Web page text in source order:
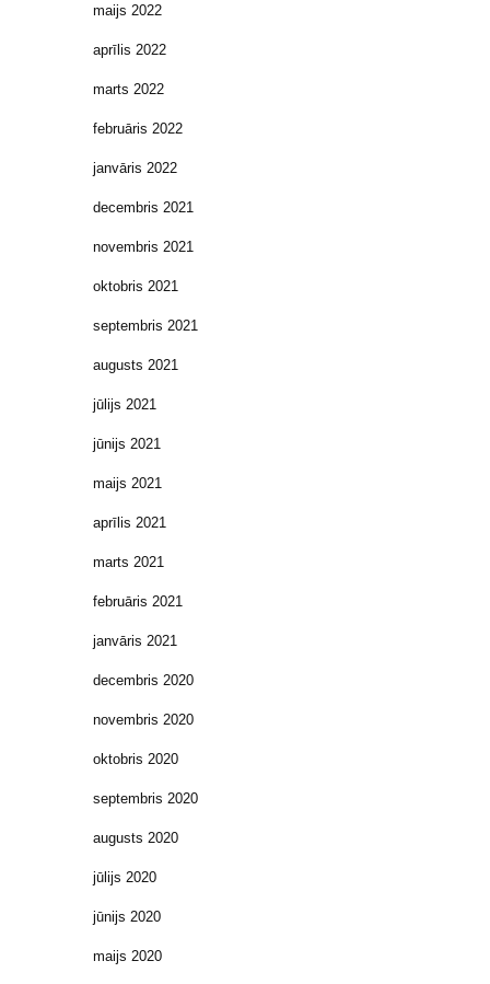
maijs 2022
aprīlis 2022
marts 2022
februāris 2022
janvāris 2022
decembris 2021
novembris 2021
oktobris 2021
septembris 2021
augusts 2021
jūlijs 2021
jūnijs 2021
maijs 2021
aprīlis 2021
marts 2021
februāris 2021
janvāris 2021
decembris 2020
novembris 2020
oktobris 2020
septembris 2020
augusts 2020
jūlijs 2020
jūnijs 2020
maijs 2020